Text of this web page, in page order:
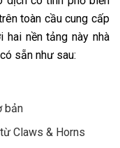
toàn cầu cung cấp
hai nền tảng này nhà
sẵn như sau:
bản
Claws & Horns